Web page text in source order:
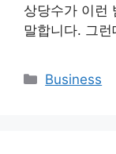
상당수가 이런
말합니다. 그
Categories
Business